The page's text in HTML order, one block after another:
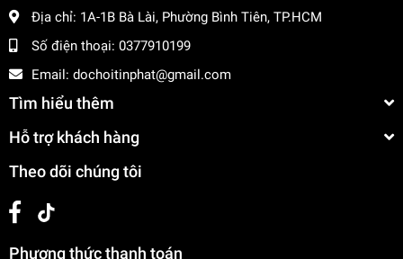
Địa chỉ: 1A-1B Bà Lài, Phường Bình Tiên, TP.HCM
Số điện thoại: 0377910199
Email: dochoitinphat@gmail.com
Tìm hiểu thêm
Hỗ trợ khách hàng
Theo dõi chúng tôi
Phương thức thanh toán